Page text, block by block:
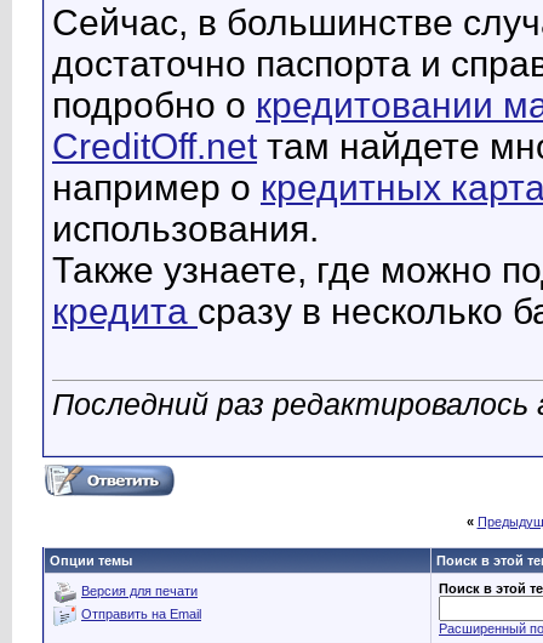
Сейчас, в большинстве
достаточно паспорта и
подробно о кредитовании
CreditOff.netтам найдете
например о кредитных
использования.
Также узнаете, где можно
кредита сразу в несколько
Последний раз
«
Опции темы Поиск в этой
Версия для печати
Отправить на Email
Поиск в этой
Расширенный